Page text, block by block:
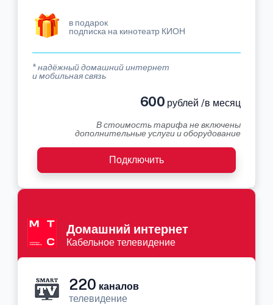
в подарок
подписка на кинотеатр КИОН
* надёжный домашний интернет
и мобильная связь
600 рублей /в месяц
В стоимость тарифа не включены
дополнительные услуги и оборудование
Подключить
Домашний интернет
Кабельное телевидение
220 каналов
телевидение